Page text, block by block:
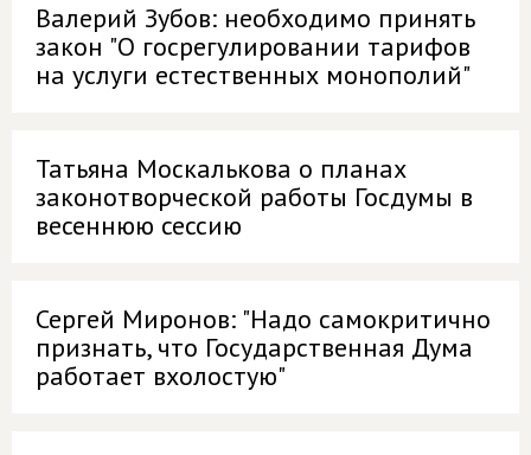
Валерий Зубов: необходимо принять
закон "О госрегулировании тарифов
на услуги естественных монополий"
Татьяна Москалькова о планах
законотворческой работы Госдумы в
весеннюю сессию
Сергей Миронов: "Надо самокритично
признать, что Государственная Дума
работает вхолостую"